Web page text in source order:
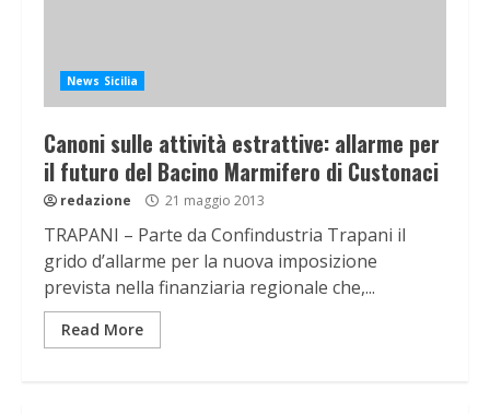
News Sicilia
Canoni sulle attività estrattive: allarme per
il futuro del Bacino Marmifero di Custonaci
redazione 21 maggio 2013
TRAPANI – Parte da Confindustria Trapani il
grido d’allarme per la nuova imposizione
prevista nella finanziaria regionale che,...
Read More